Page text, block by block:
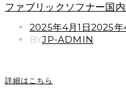
ファブリックソフナー国
POSTED
ON
2025年4月1日2025年
BYJP-ADMIN
詳細はこちら